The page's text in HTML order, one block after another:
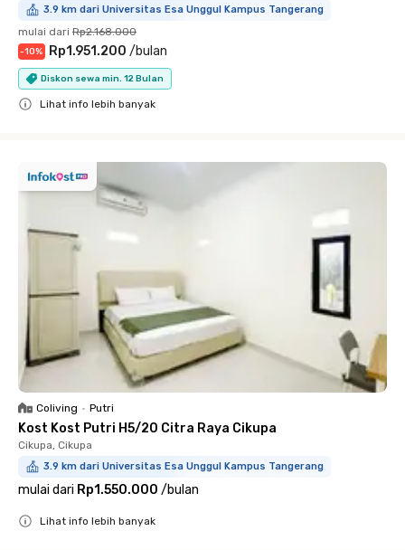
3.9 km dari Universitas Esa Unggul Kampus Tangerang
mulai dari Rp2.168.000
-10% Rp1.951.200 /bulan
Diskon sewa min. 12 Bulan
Lihat info lebih banyak
Coliving • Putri
Kost Kost Putri H5/20 Citra Raya Cikupa
Cikupa, Cikupa
3.9 km dari Universitas Esa Unggul Kampus Tangerang
mulai dari Rp1.550.000 /bulan
Lihat info lebih banyak